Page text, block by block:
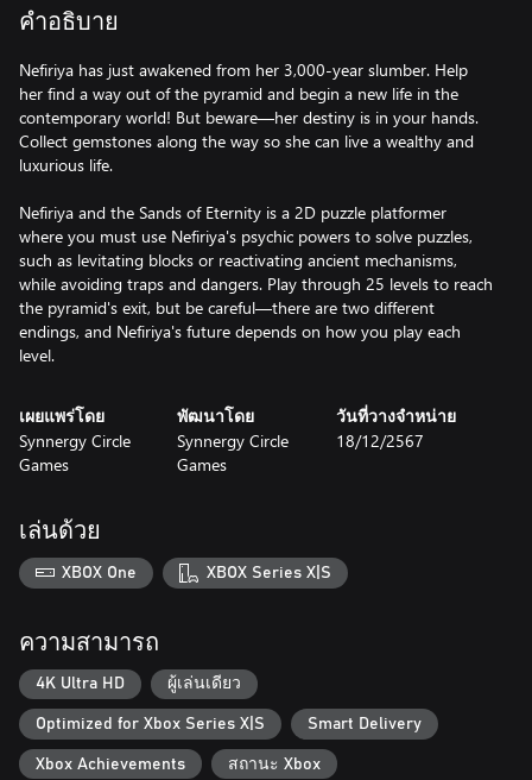
คำอธิบาย
Nefiriya has just awakened from her 3,000-year slumber. Help
her find a way out of the pyramid and begin a new life in the
contemporary world! But beware—her destiny is in your hands.
Collect gemstones along the way so she can live a wealthy and
luxurious life.
Nefiriya and the Sands of Eternity is a 2D puzzle platformer
where you must use Nefiriya's psychic powers to solve puzzles,
such as levitating blocks or reactivating ancient mechanisms,
while avoiding traps and dangers. Play through 25 levels to reach
the pyramid's exit, but be careful—there are two different
endings, and Nefiriya's future depends on how you play each
level.
เผยแพร่โดย
Synnergy Circle
Games
พัฒนาโดย
Synnergy Circle
Games
วันที่วางจำหน่าย
18/12/2567
เล่นด้วย
XBOX One XBOX Series X|S
ความสามารถ
4K Ultra HD ผู้เล่นเดียว
Optimized for Xbox Series X|S Smart Delivery
Xbox Achievements สถานะ Xbox